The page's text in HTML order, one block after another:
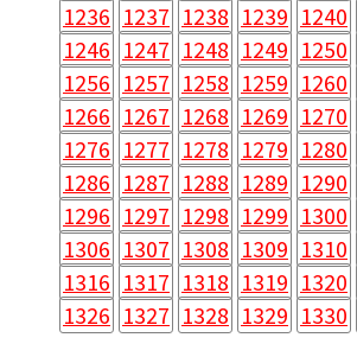
1236 1237 1238 1239 1240
1246 1247 1248 1249 1250
1256 1257 1258 1259 1260
1266 1267 1268 1269 1270
1276 1277 1278 1279 1280
1286 1287 1288 1289 1290
1296 1297 1298 1299 1300
1306 1307 1308 1309 1310
1316 1317 1318 1319 1320
1326 1327 1328 1329 1330